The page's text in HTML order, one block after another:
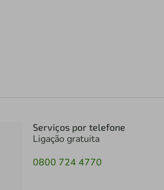
Serviços por telefone
Ligação gratuita
0800 724 4770